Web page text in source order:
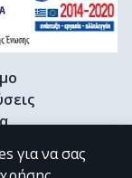
για να σας